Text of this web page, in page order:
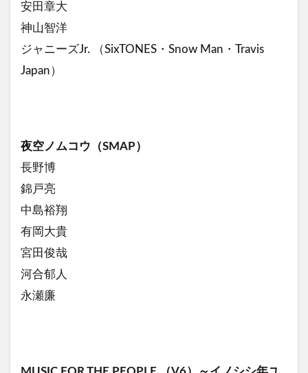
安田章大
神山智洋
ジャニーズJr. （SixTONES・Snow Man・Travis
Japan）
夜空ノムコウ（SMAP）
長野博
錦戸亮
中島裕翔
有岡大貴
宮田俊哉
河合郁人
永瀬廉